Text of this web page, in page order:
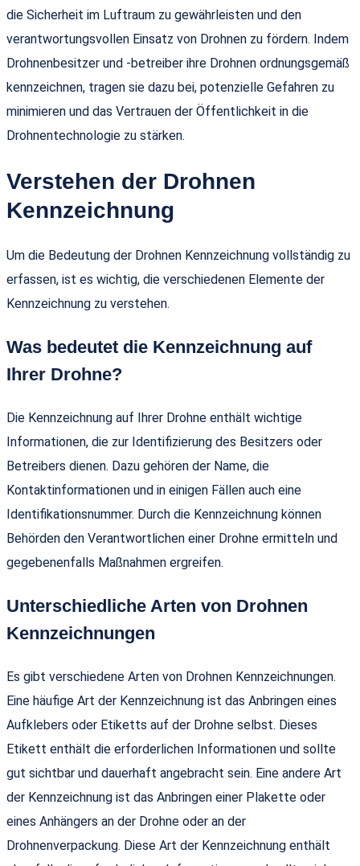
die Sicherheit im Luftraum zu gewährleisten und den
verantwortungsvollen Einsatz von Drohnen zu fördern. Indem
Drohnenbesitzer und -betreiber ihre Drohnen ordnungsgemäß
kennzeichnen, tragen sie dazu bei, potenzielle Gefahren zu
minimieren und das Vertrauen der Öffentlichkeit in die
Drohnentechnologie zu stärken.
Verstehen der Drohnen
Kennzeichnung
Um die Bedeutung der Drohnen Kennzeichnung vollständig zu
erfassen, ist es wichtig, die verschiedenen Elemente der
Kennzeichnung zu verstehen.
Was bedeutet die Kennzeichnung auf
Ihrer Drohne?
Die Kennzeichnung auf Ihrer Drohne enthält wichtige
Informationen, die zur Identifizierung des Besitzers oder
Betreibers dienen. Dazu gehören der Name, die
Kontaktinformationen und in einigen Fällen auch eine
Identifikationsnummer. Durch die Kennzeichnung können
Behörden den Verantwortlichen einer Drohne ermitteln und
gegebenenfalls Maßnahmen ergreifen.
Unterschiedliche Arten von Drohnen
Kennzeichnungen
Es gibt verschiedene Arten von Drohnen Kennzeichnungen.
Eine häufige Art der Kennzeichnung ist das Anbringen eines
Aufklebers oder Etiketts auf der Drohne selbst. Dieses
Etikett enthält die erforderlichen Informationen und sollte
gut sichtbar und dauerhaft angebracht sein. Eine andere Art
der Kennzeichnung ist das Anbringen einer Plakette oder
eines Anhängers an der Drohne oder an der
Drohnenverpackung. Diese Art der Kennzeichnung enthält